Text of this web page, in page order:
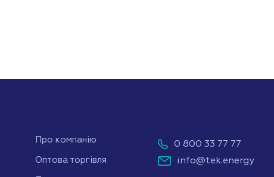
Про компанію
Оптова торгівля
0 800 33 77 77
info@tek.energy